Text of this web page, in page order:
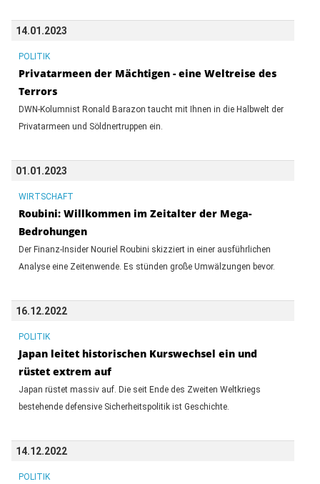
14.01.2023
POLITIK
Privatarmeen der Mächtigen - eine Weltreise des
Terrors
DWN-Kolumnist Ronald Barazon taucht mit Ihnen in die Halbwelt der
Privatarmeen und Söldnertruppen ein.
01.01.2023
WIRTSCHAFT
Roubini: Willkommen im Zeitalter der Mega-
Bedrohungen
Der Finanz-Insider Nouriel Roubini skizziert in einer ausführlichen
Analyse eine Zeitenwende. Es stünden große Umwälzungen bevor.
16.12.2022
POLITIK
Japan leitet historischen Kurswechsel ein und
rüstet extrem auf
Japan rüstet massiv auf. Die seit Ende des Zweiten Weltkriegs
bestehende defensive Sicherheitspolitik ist Geschichte.
14.12.2022
POLITIK